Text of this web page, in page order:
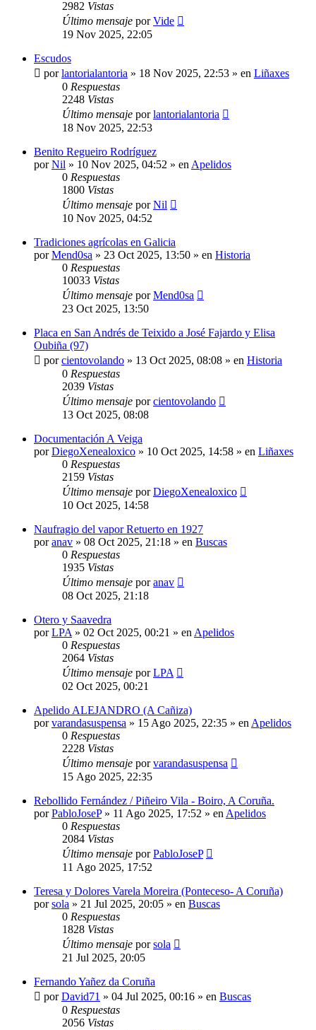
2982 Vistas
Último mensaje porVide
19 Nov 2025, 22:05
Escudos
porlantorialantoria » 18 Nov 2025, 22:53 » en Liñaxes
0 Respuestas
2248 Vistas
Último mensaje porlantorialantoria
18 Nov 2025, 22:53
Benito Regueiro Rodríguez
porNil » 10 Nov 2025, 04:52 » en Apelidos
0 Respuestas
1800 Vistas
Último mensaje porNil
10 Nov 2025, 04:52
Tradiciones agrícolas en Galicia
porMend0sa » 23 Oct 2025, 13:50 » en Historia
0 Respuestas
10033 Vistas
Último mensaje porMend0sa
23 Oct 2025, 13:50
Placa en San Andrés de Teixido a José Fajardo y Elisa
Oubiña (97)
porcientovolando » 13 Oct 2025, 08:08 » en Historia
0 Respuestas
2039 Vistas
Último mensaje porcientovolando
13 Oct 2025, 08:08
Documentación A Veiga
porDiegoXenealoxico » 10 Oct 2025, 14:58 » en Liñaxes
0 Respuestas
2159 Vistas
Último mensaje porDiegoXenealoxico
10 Oct 2025, 14:58
Naufragio del vapor Retuerto en 1927
poranav » 08 Oct 2025, 21:18 » en Buscas
0 Respuestas
1935 Vistas
Último mensaje poranav
08 Oct 2025, 21:18
Otero y Saavedra
porLPA » 02 Oct 2025, 00:21 » en Apelidos
0 Respuestas
2064 Vistas
Último mensaje porLPA
02 Oct 2025, 00:21
Apelido ALEJANDRO (A Cañiza)
porvarandasuspensa » 15 Ago 2025, 22:35 » en Apelidos
0 Respuestas
2228 Vistas
Último mensaje porvarandasuspensa
15 Ago 2025, 22:35
Rebollido Fernández / Piñeiro Vila - Boiro, A Coruña.
porPabloJoseP» 11 Ago 2025, 17:52 » en Apelidos
0 Respuestas
2084 Vistas
Último mensaje porPabloJoseP
11 Ago 2025, 17:52
Teresa y Dolores Varela Moreira (Ponteceso- A Coruña)
porsola » 21 Jul 2025, 20:05 » en Buscas
0 Respuestas
1828 Vistas
Último mensaje porsola
21 Jul 2025, 20:05
Fernando Yañez da Coruña
porDavid71 » 04 Jul 2025, 00:16 » en Buscas
0 Respuestas
2056 Vistas